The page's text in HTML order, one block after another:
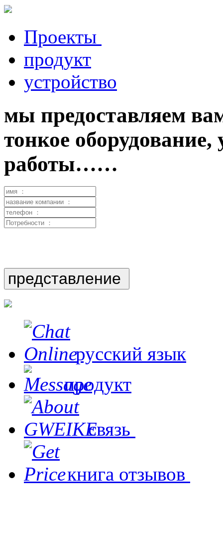
Проекты
продукт
устройство
мы предоставляем
тонкое
работы……
русский язык
продукт
связь
книга отзывов